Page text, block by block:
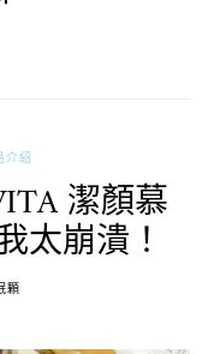
介紹
潔顏慕
太崩潰！
顆